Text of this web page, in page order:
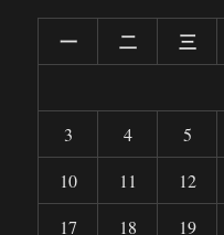
一 二 三
3
4 5
10
11 12
17
18 19